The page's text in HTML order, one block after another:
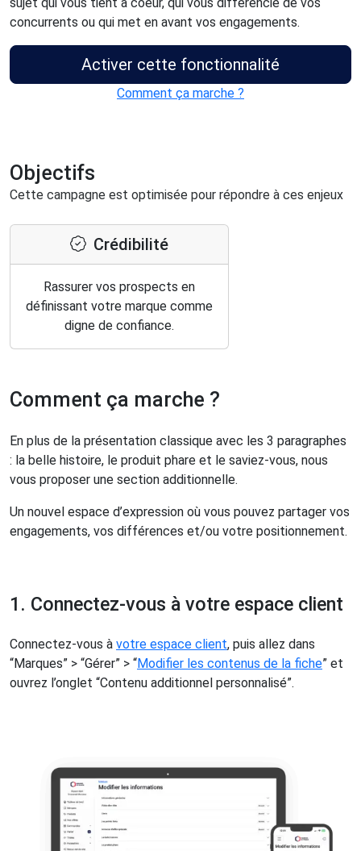
concurrents ou qui met en avant vos engagements.
Activer cette fonctionnalité
Comment ça marche ?
Objectifs
Cette campagne est optimisée pour répondre à ces enjeux
Crédibilité
Rassurer vos prospects en
définissant votre marque comme
digne de confiance.
Comment ça marche ?
En plus de la présentation classique avec les 3 paragraphes
: la belle histoire, le produit phare et le saviez-vous, nous
vous proposer une section additionnelle.
Un nouvel espace d’expression où vous pouvez partager vos
engagements, vos différences et/ou votre positionnement.
1. Connectez-vous à votre espace client
Connectez-vous à votre espace client, puis allez dans
“Marques” > “Gérer” > “Modifier les contenus de la fiche” et
ouvrez l’onglet “Contenu additionnel personnalisé”.